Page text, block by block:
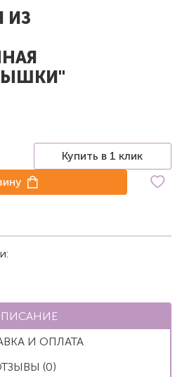
ИЗ
Купить в 1 клик
И ОПЛАТА
(0)